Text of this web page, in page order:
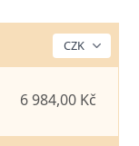
6 984,00 Kč